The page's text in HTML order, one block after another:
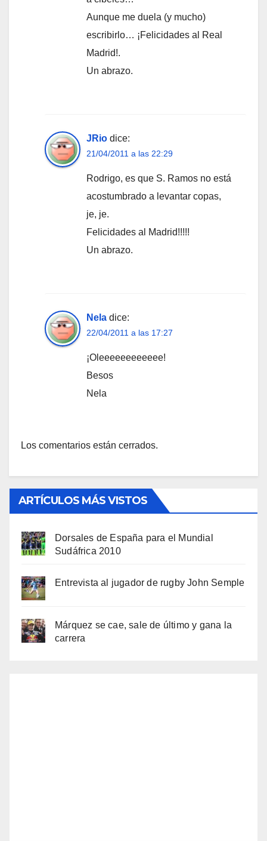
Aunque me duela (y mucho)
escribirlo… ¡Felicidades al Real
Madrid!.
Un abrazo.
JRio dice:
21/04/2011 a las 22:29
Rodrigo, es que S. Ramos no está
acostumbrado a levantar copas,
je, je.
Felicidades al Madrid!!!!!
Un abrazo.
Nela dice:
22/04/2011 a las 17:27
¡Oleeeeeeeeeeee!
Besos
Nela
Los comentarios están cerrados.
ARTÍCULOS MÁS VISTOS
Dorsales de España para el Mundial
Sudáfrica 2010
Entrevista al jugador de rugby John Semple
Márquez se cae, sale de último y gana la
carrera